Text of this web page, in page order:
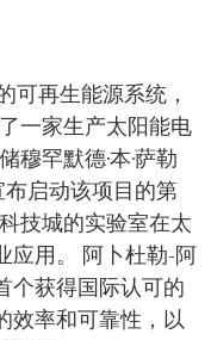
可再生能源系统，
一家生产太阳能电
穆罕默德·本·萨勒
布启动该项目的第
技城的实验室在太
应用。 阿卜杜勒-阿
个获得国际认可的
效率和可靠性，以